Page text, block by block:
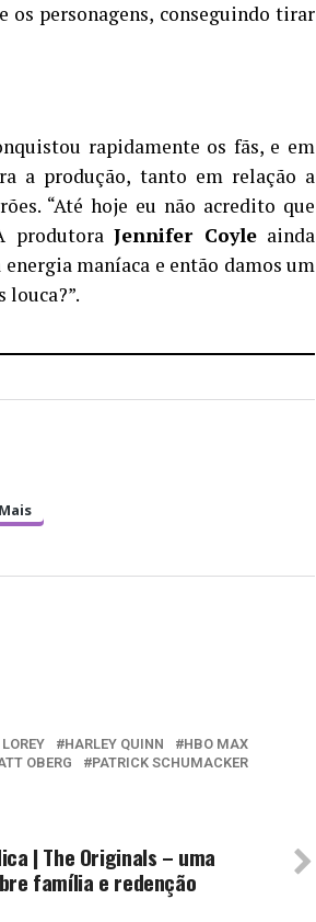
os personagens, conseguindo tirar
rapidamente os fãs, e em
a produção, tanto em relação a
“Até hoje eu não acredito que
produtora Jennifer Coyleainda
maníaca e então damos um
louca?”.
Mais
HARLEY QUINN
HBO MAX
OBERG
PATRICK SCHUMACKER
| The Originals – uma
família e redenção